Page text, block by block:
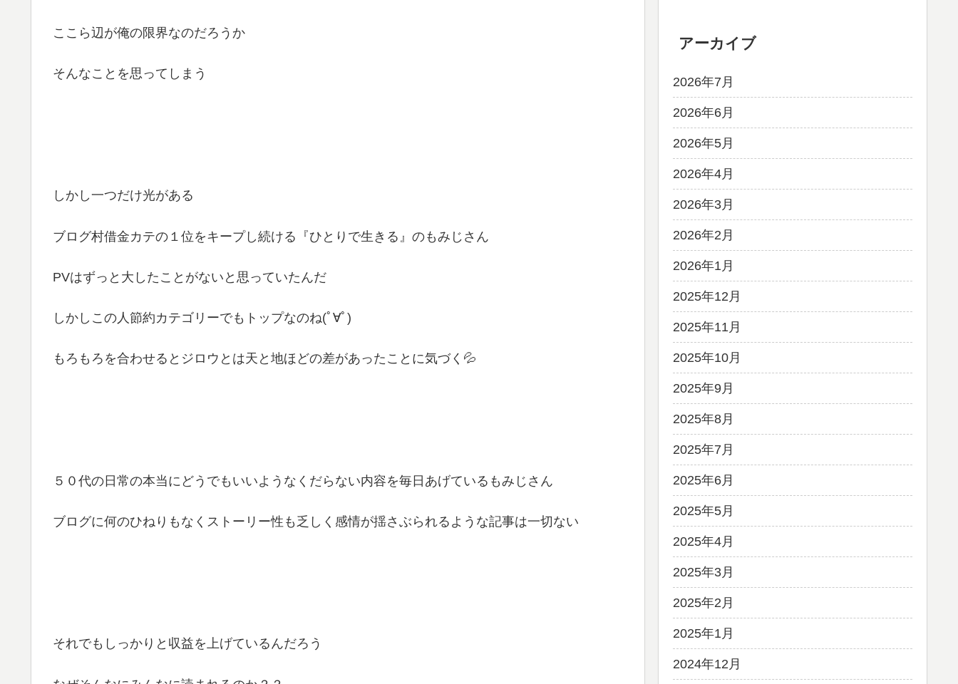
ここら辺が俺の限界なのだろうか
そんなことを思ってしまう
しかし一つだけ光がある
ブログ村借金カテの１位をキープし続ける『ひとりで生きる』のもみじさん
PVはずっと大したことがないと思っていたんだ
しかしこの人節約カテゴリーでもトップなのね(ﾟ∀ﾟ)
もろもろを合わせるとジロウとは天と地ほどの差があったことに気づく💦
５０代の日常の本当にどうでもいいようなくだらない内容を毎日あげているもみじさん
ブログに何のひねりもなくストーリー性も乏しく感情が揺さぶられるような記事は一切ない
それでもしっかりと収益を上げているんだろう
アーカイブ
2026年7月
2026年6月
2026年5月
2026年4月
2026年3月
2026年2月
2026年1月
2025年12月
2025年11月
2025年10月
2025年9月
2025年8月
2025年7月
2025年6月
2025年5月
2025年4月
2025年3月
2025年2月
2025年1月
2024年12月